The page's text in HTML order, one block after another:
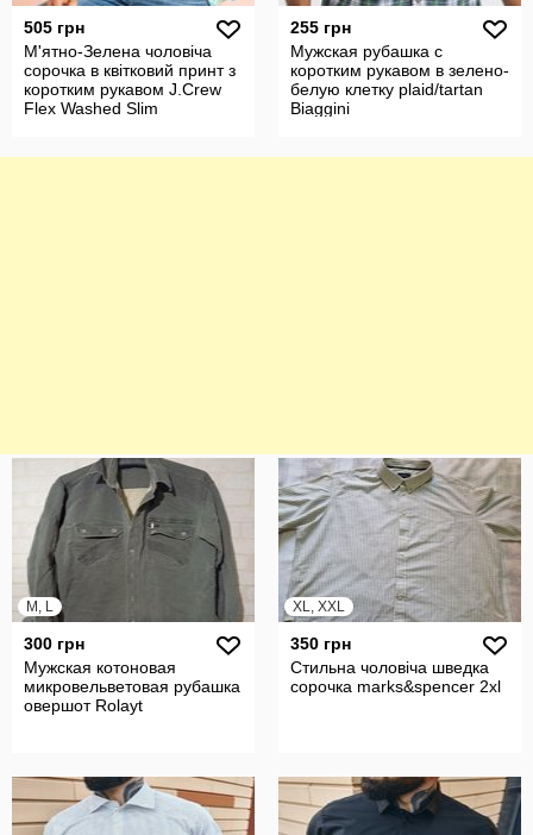
505 грн
М'ятно-Зелена чоловіча
сорочка в квітковий принт з
коротким рукавом J.Crew
Flex Washed Slim
255 грн
Мужская рубашка с
коротким рукавом в зелено-
белую клетку plaid/tartan
Biaggini
M, L
300 грн
Мужская котоновая
микровельветовая рубашка
овершот Rolayt
XL, XXL
350 грн
Стильна чоловіча шведка
сорочка marks&spencer 2xl